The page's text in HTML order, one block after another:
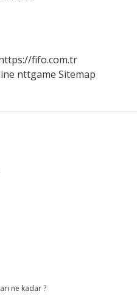
fifo.com.tr
nttgame Sitemap
ne kadar ?